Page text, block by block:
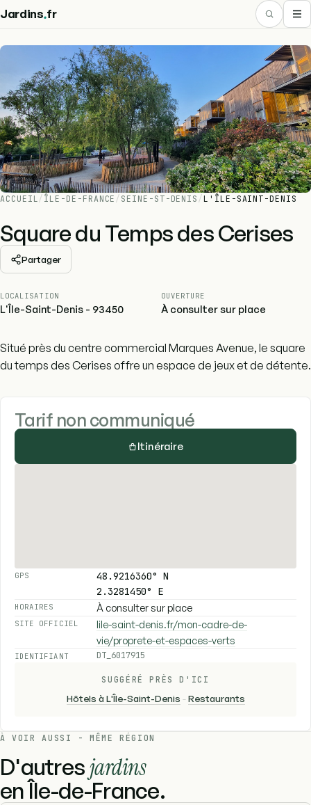
Jardins.fr
ACCUEIL/ ÎLE-DE-FRANCE / SEINE-ST-DENIS /L'ÎLE-SAINT-DENIS
Square du Temps des Cerises
Partager
LOCALISATION
L'Île-Saint-Denis - 93450
OUVERTURE
À consulter sur place
Situé près du centre commercial Marques Avenue, le square
du temps des Cerises offre un espace de jeux et de détente.
Tarif non communiqué
Itinéraire
GPS
48.9216360° N
2.3281450° E
HORAIRES À consulter sur place
SITE OFFICIEL
lile-saint-denis.fr/mon-cadre-de-
vie/proprete-et-espaces-verts
IDENTIFIANT DT_6017915
SUGGÉRÉ PRÈS D'ICI
Hôtels à L'Île-Saint-Denis -Restaurants
À VOIR AUSSI - MÊME RÉGION
D'autresjardins
en Île-de-France.